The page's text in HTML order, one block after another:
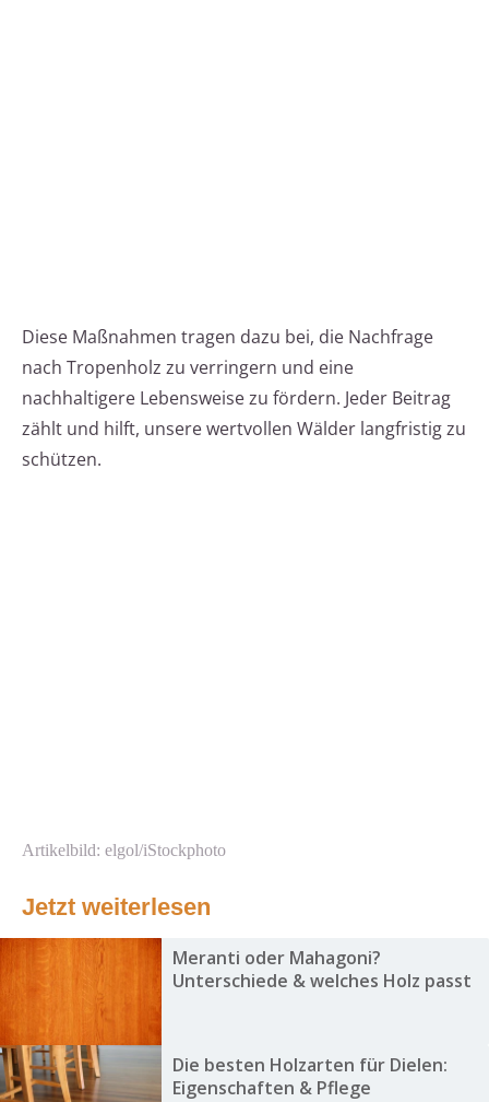
Diese Maßnahmen tragen dazu bei, die Nachfrage
nach Tropenholz zu verringern und eine
nachhaltigere Lebensweise zu fördern. Jeder Beitrag
zählt und hilft, unsere wertvollen Wälder langfristig zu
schützen.
Artikelbild: elgol/iStockphoto
Jetzt weiterlesen
Meranti oder Mahagoni?
Unterschiede & welches Holz passt
Die besten Holzarten für Dielen:
Eigenschaften & Pflege